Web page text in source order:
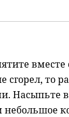
вместе
сгорел, то
Насыпьте